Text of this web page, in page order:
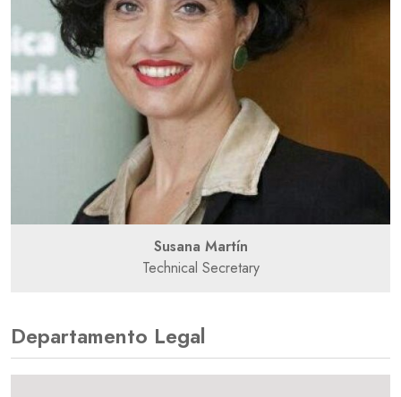
Susana Martín
Technical Secretary
Departamento Legal